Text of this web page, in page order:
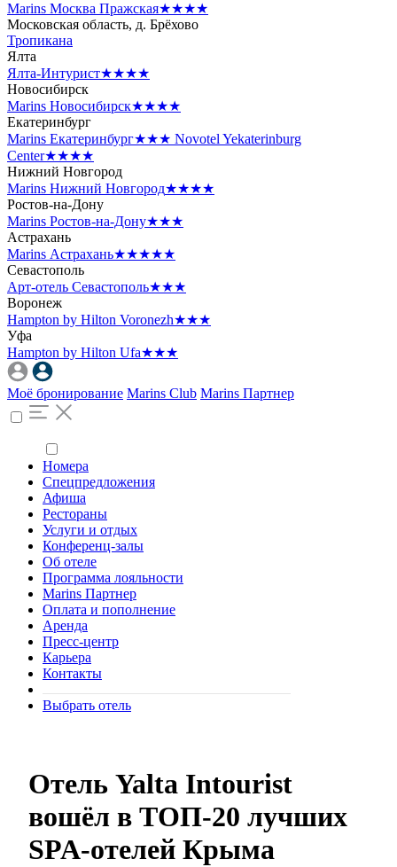
Marins Москва Пражская★★★★
Московская область, д. Брёхово
Тропикана
Ялта
Ялта-Интурист★★★★
Новосибирск
Marins Новосибирск★★★★
Екатеринбург
Marins Екатеринбург★★★ Novotel Yekaterinburg
Center★★★★
Нижний Новгород
Marins Нижний Новгород★★★★
Ростов-на-Дону
Marins Ростов-на-Дону★★★
Астрахань
Marins Астрахань★★★★★
Севастополь
Арт-отель Севастополь★★★
Воронеж
Hampton by Hilton Voronezh★★★
Уфа
Hampton by Hilton Ufa★★★
Моё бронирование Marins Club Marins Партнер
Номера
Спецпредложения
Афиша
Рестораны
Услуги и отдых
Конференц-залы
Об отеле
Программа лояльности
Marins Партнер
Оплата и пополнение
Аренда
Пресс-центр
Карьера
Контакты
Выбрать отель
Отель Yalta Intourist
вошёл в ТОП-20 лучших
SPA-отелей Крыма